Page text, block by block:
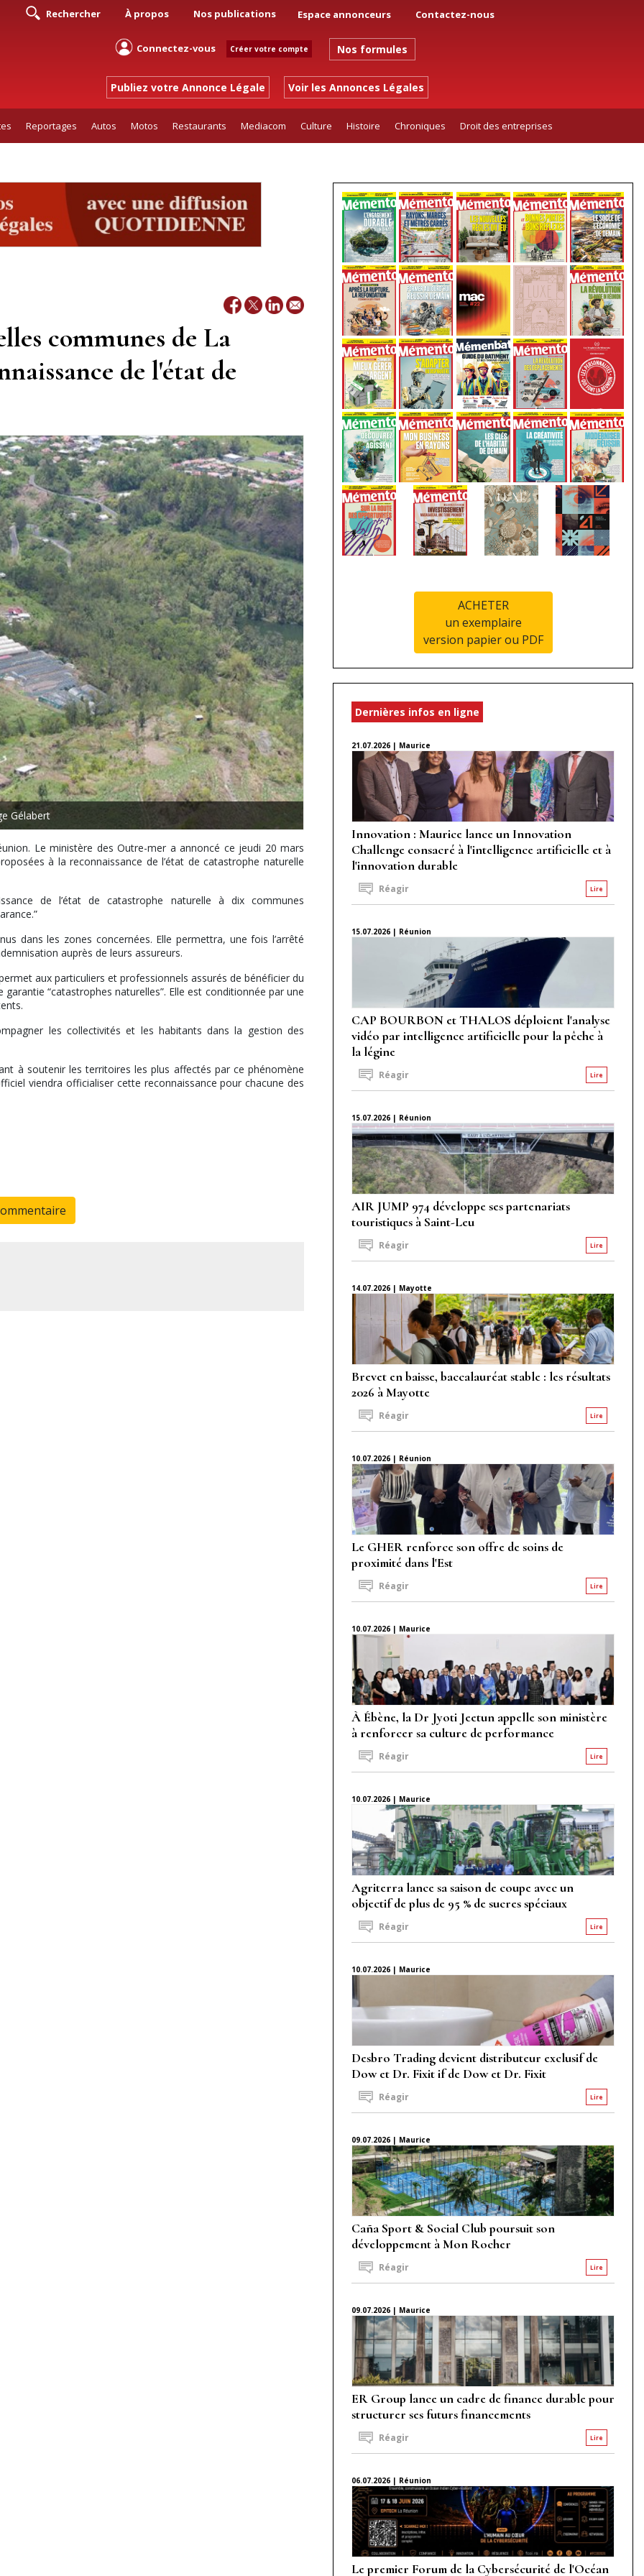
Rechercher À propos Nos publications Espace annonceurs Contactez-nous
Connectez-vous Créer votre compte Nos formules
Publiez votre Annonce Légale Voir les Annonces Légales
Reportages Autos Motos Restaurants Mediacom Culture Histoire Chroniques Droit des entreprises
communes de La
de l'état de
Gélabert
Le ministère des Outre-mer a annoncé ce jeudi 20 mars
à la reconnaissance de l’état de catastrophe naturelle
de l’état de catastrophe naturelle à dix communes
dans les zones concernées. Elle permettra, une fois l’arrêté
auprès de leurs assureurs.
aux particuliers et professionnels assurés de bénéficier du
“catastrophes naturelles”. Elle est conditionnée par une
les collectivités et les habitants dans la gestion des
à soutenir les territoires les plus affectés par ce phénomène
viendra officialiser cette reconnaissance pour chacune des
ACHETER
un exemplaire
version papier ou PDF
Dernières infos en ligne
21.07.2026 | Maurice
Innovation : Maurice lance un Innovation
Challenge consacré à l'intelligence artificielle et à
l'innovation durable
Lire
Réagir
15.07.2026 | Réunion
CAP BOURBON et THALOS déploient l'analyse
vidéo par intelligence artificielle pour la pêche à
la légine
Lire
Réagir
15.07.2026 | Réunion
AIR JUMP 974 développe ses partenariats
touristiques à Saint-Leu
Lire
Réagir
14.07.2026 | Mayotte
Brevet en baisse, baccalauréat stable : les résultats
2026 à Mayotte
Lire
Réagir
10.07.2026 | Réunion
Le GHER renforce son offre de soins de
proximité dans l'Est
Lire
Réagir
10.07.2026 | Maurice
À Ébène, la Dr Jyoti Jeetun appelle son ministère
à renforcer sa culture de performance
Lire
Réagir
10.07.2026 | Maurice
Agriterra lance sa saison de coupe avec un
objectif de plus de 95 % de sucres spéciaux
Lire
Réagir
10.07.2026 | Maurice
Desbro Trading devient distributeur exclusif de
Dow et Dr. Fixit if de Dow et Dr. Fixit
Lire
Réagir
09.07.2026 | Maurice
Caña Sport & Social Club poursuit son
développement à Mon Rocher
Lire
Réagir
09.07.2026 | Maurice
ER Group lance un cadre de finance durable pour
structurer ses futurs financements
Lire
Réagir
06.07.2026 | Réunion
Le premier Forum de la Cybersécurité de l'Océan